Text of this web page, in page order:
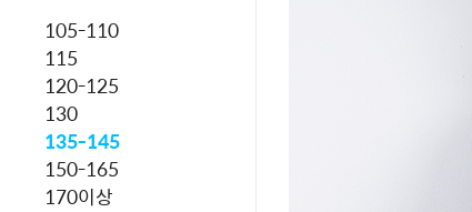
105-110
115
120-125
130
135-145
150-165
170이상